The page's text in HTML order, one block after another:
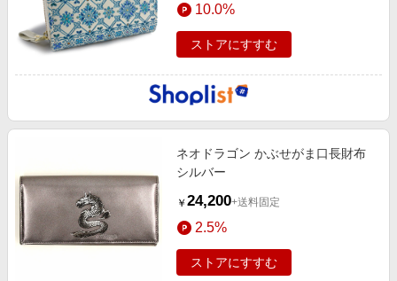
10.0%
ストアにすすむ
ネオドラゴン かぶせがま口長財布
シルバー
￥ 24,200+送料固定
2.5%
ストアにすすむ